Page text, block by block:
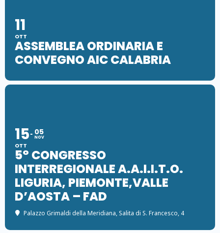
11
OTT
ASSEMBLEA ORDINARIA E
CONVEGNO AIC CALABRIA
15
OTT
05
NOV
5° CONGRESSO
INTERREGIONALE A.A.I.I.T.O.
LIGURIA, PIEMONTE,VALLE
D’AOSTA – FAD
Palazzo Grimaldi della Meridiana, Salita di S. Francesco, 4